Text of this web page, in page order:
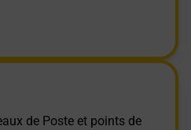
de Poste et points de